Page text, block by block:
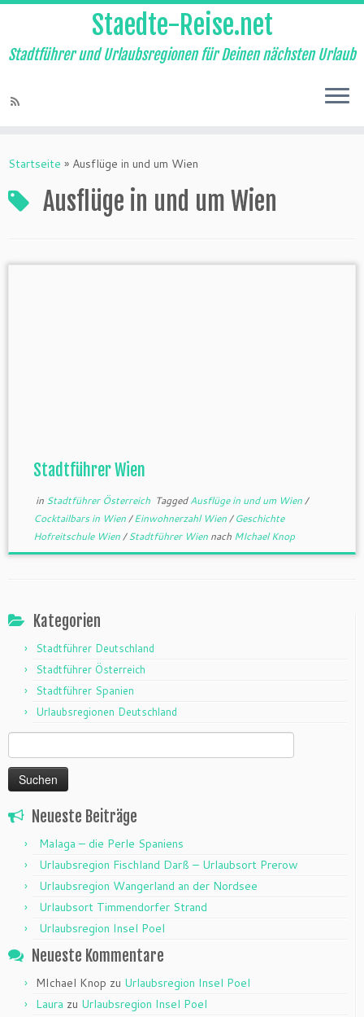
Staedte-Reise.net
Stadtführer und Urlaubsregionen für Deinen nächsten Urlaub
Startseite » Ausflüge in und um Wien
Ausflüge in und um Wien
Stadtführer Wien
in Stadtführer Österreich TaggedAusflüge in und um Wien/
Cocktailbars in Wien/Einwohnerzahl Wien/Geschichte
Hofreitschule Wien/Stadtführer Wien nach MIchael Knop
Kategorien
Stadtführer Deutschland
Stadtführer Österreich
Stadtführer Spanien
Urlaubsregionen Deutschland
nach:
Neueste Beiträge
Malaga – die Perle Spaniens
Urlaubsregion Fischland Darß – Urlaubsort Prerow
Urlaubsregion Wangerland an der Nordsee
Urlaubsort Timmendorfer Strand
Urlaubsregion Insel Poel
Neueste Kommentare
MIchael Knop zu Urlaubsregion Insel Poel
Laura zu Urlaubsregion Insel Poel